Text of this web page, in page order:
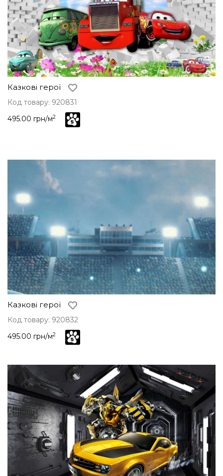
Казкові герої
Код товару: 920831
495.00 грн/м2
Казкові герої
Код товару: 920832
495.00 грн/м2